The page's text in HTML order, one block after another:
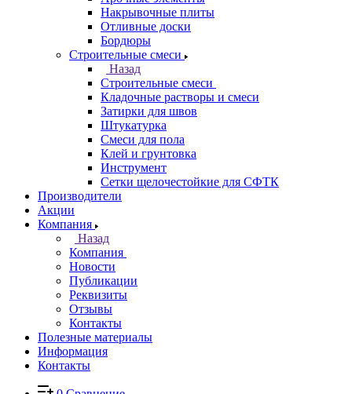
Накрывочные плиты
Отливные доски
Бордюры
Строительные смеси
Назад
Строительные смеси
Кладочные растворы и смеси
Затирки для швов
Штукатурка
Смеси для пола
Клей и грунтовка
Инструмент
Сетки щелочестойкие для СФТК
Производители
Акции
Компания
Назад
Компания
Новости
Публикации
Реквизиты
Отзывы
Контакты
Полезные материалы
Информация
Контакты